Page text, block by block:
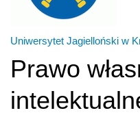
Uniwersytet Jagielloński w
Prawo